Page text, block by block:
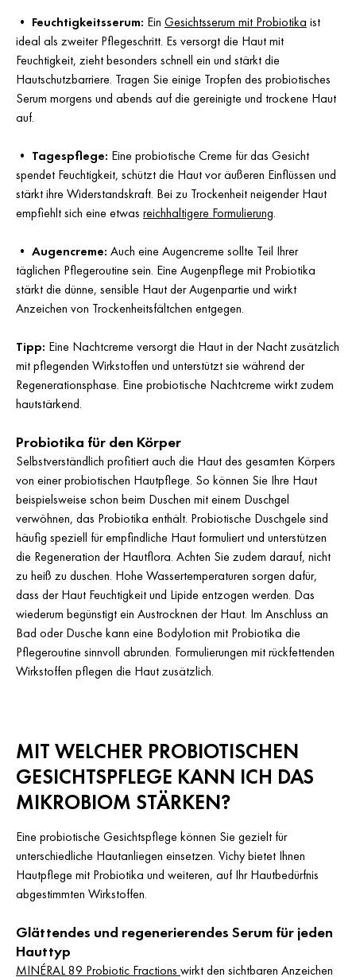
• Feuchtigkeitsserum: Ein Gesichtsserum mit Probiotika ist
ideal als zweiter Pflegeschritt. Es versorgt die Haut mit
Feuchtigkeit, zieht besonders schnell ein und stärkt die
Hautschutzbarriere. Tragen Sie einige Tropfen des probiotisches
Serum morgens und abends auf die gereinigte und trockene Haut
auf.
• Tagespflege: Eine probiotische Creme für das Gesicht
spendet Feuchtigkeit, schützt die Haut vor äußeren Einflüssen und
stärkt ihre Widerstandskraft. Bei zu Trockenheit neigender Haut
empfiehlt sich eine etwas reichhaltigere Formulierung.
• Augencreme: Auch eine Augencreme sollte Teil Ihrer
täglichen Pflegeroutine sein. Eine Augenpflege mit Probiotika
stärkt die dünne, sensible Haut der Augenpartie und wirkt
Anzeichen von Trockenheitsfältchen entgegen.
Tipp: Eine Nachtcreme versorgt die Haut in der Nacht zusätzlich
mit pflegenden Wirkstoffen und unterstützt sie während der
Regenerationsphase. Eine probiotische Nachtcreme wirkt zudem
hautstärkend.
Probiotika für den Körper
Selbstverständlich profitiert auch die Haut des gesamten Körpers
von einer probiotischen Hautpflege. So können Sie Ihre Haut
beispielsweise schon beim Duschen mit einem Duschgel
verwöhnen, das Probiotika enthält. Probiotische Duschgele sind
häufig speziell für empfindliche Haut formuliert und unterstützen
die Regeneration der Hautflora. Achten Sie zudem darauf, nicht
zu heiß zu duschen. Hohe Wassertemperaturen sorgen dafür,
dass der Haut Feuchtigkeit und Lipide entzogen werden. Das
wiederum begünstigt ein Austrocknen der Haut. Im Anschluss an
Bad oder Dusche kann eine Bodylotion mit Probiotika die
Pflegeroutine sinnvoll abrunden. Formulierungen mit rückfettenden
Wirkstoffen pflegen die Haut zusätzlich.
MIT WELCHER PROBIOTISCHEN
GESICHTSPFLEGE KANN ICH DAS
MIKROBIOM STÄRKEN?
Eine probiotische Gesichtspflege können Sie gezielt für
unterschiedliche Hautanliegen einsetzen. Vichy bietet Ihnen
Hautpflege mit Probiotika und weiteren, auf Ihr Hautbedürfnis
abgestimmten Wirkstoffen.
Glättendes und regenerierendes Serum für jeden
Hauttyp
MINÉRAL 89 Probiotic Fractions wirkt den sichtbaren Anzeichen